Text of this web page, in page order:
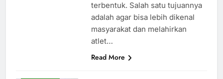
terbentuk. Salah satu tujuannya
adalah agar bisa lebih dikenal
masyarakat dan melahirkan
atlet…
Read More